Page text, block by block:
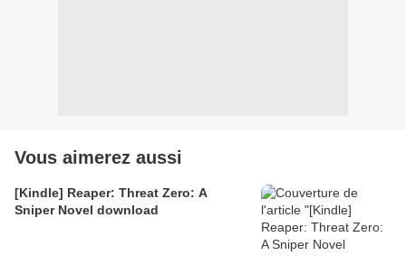
Vous aimerez aussi
[Kindle] Reaper: Threat Zero: A
Sniper Novel download